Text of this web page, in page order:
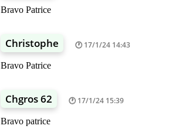
Bravo Patrice
Christophe 17/1/24 14:43
Bravo Patrice
Chgros 62 17/1/24 15:39
Bravo patrice